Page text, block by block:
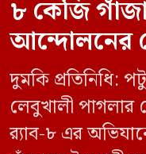
৮ কেজি
আন্দোলনের
দুমকি প্রতিনিধি:
লেবুখালী
র‍্যাব-৮ এর